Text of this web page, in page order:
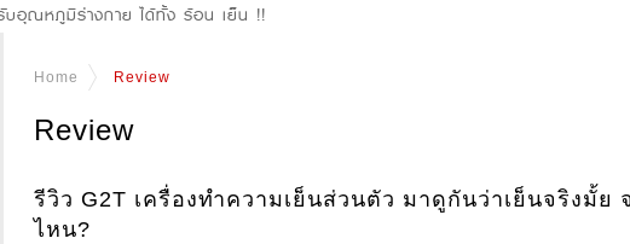
อุณหภูมิร่างกาย ได้ทั้ง ร้อน เย็น !!
Home Review
Review
รีวิว G2T เครื่องทำความเย็นส่วนตัว มาดูกันว่าเย็นจริงมั้ย
ไหน?